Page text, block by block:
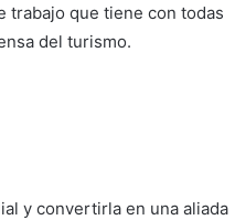
trabajo que tiene con todas
del turismo.
y convertirla en una aliada